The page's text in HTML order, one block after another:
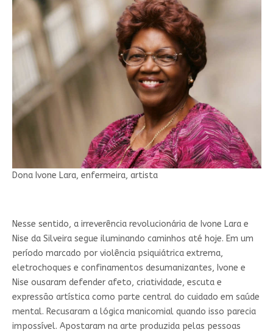
Dona Ivone Lara, enfermeira, artista
Nesse sentido, a irreverência revolucionária de Ivone Lara e
Nise da Silveira segue iluminando caminhos até hoje. Em um
período marcado por violência psiquiátrica extrema,
eletrochoques e confinamentos desumanizantes, Ivone e
Nise ousaram defender afeto, criatividade, escuta e
expressão artística como parte central do cuidado em saúde
mental. Recusaram a lógica manicomial quando isso parecia
impossível. Apostaram na arte produzida pelas pessoas